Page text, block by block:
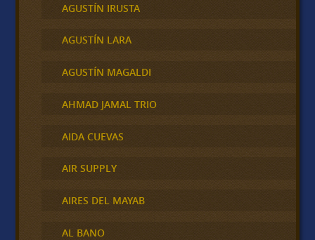
AGUSTÍN IRUSTA
AGUSTÍN LARA
AGUSTÍN MAGALDI
AHMAD JAMAL TRIO
AIDA CUEVAS
AIR SUPPLY
AIRES DEL MAYAB
AL BANO